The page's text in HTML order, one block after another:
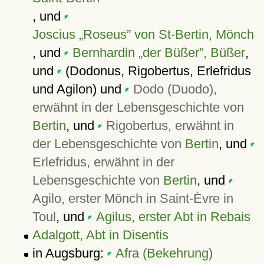
, und
Joscius „Roseus” von St-Bertin, Mönch
, und
Bernhardin der Büßer , Büßer,
und
(Dodonus, Rigobertus, Erlefridus
und Agilon) und
Dodo (Duodo),
erwähnt in der Lebensgeschichte von
Bertin, und
Rigobertus, erwähnt in
der Lebensgeschichte von Bertin, und
Erlefridus, erwähnt in der
Lebensgeschichte von Bertin, und
Agilo, erster Mönch in Saint-Èvre in
Toul, und
Agilus, erster Abt in Rebais
Adalgott, Abt in Disentis
in Augsburg:
Afra (Bekehrung)